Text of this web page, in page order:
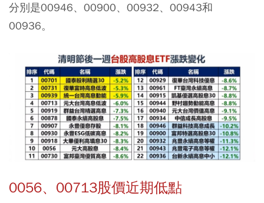
分別是00946、00900、00932、00943和
00936。
0056、00713股價近期低點